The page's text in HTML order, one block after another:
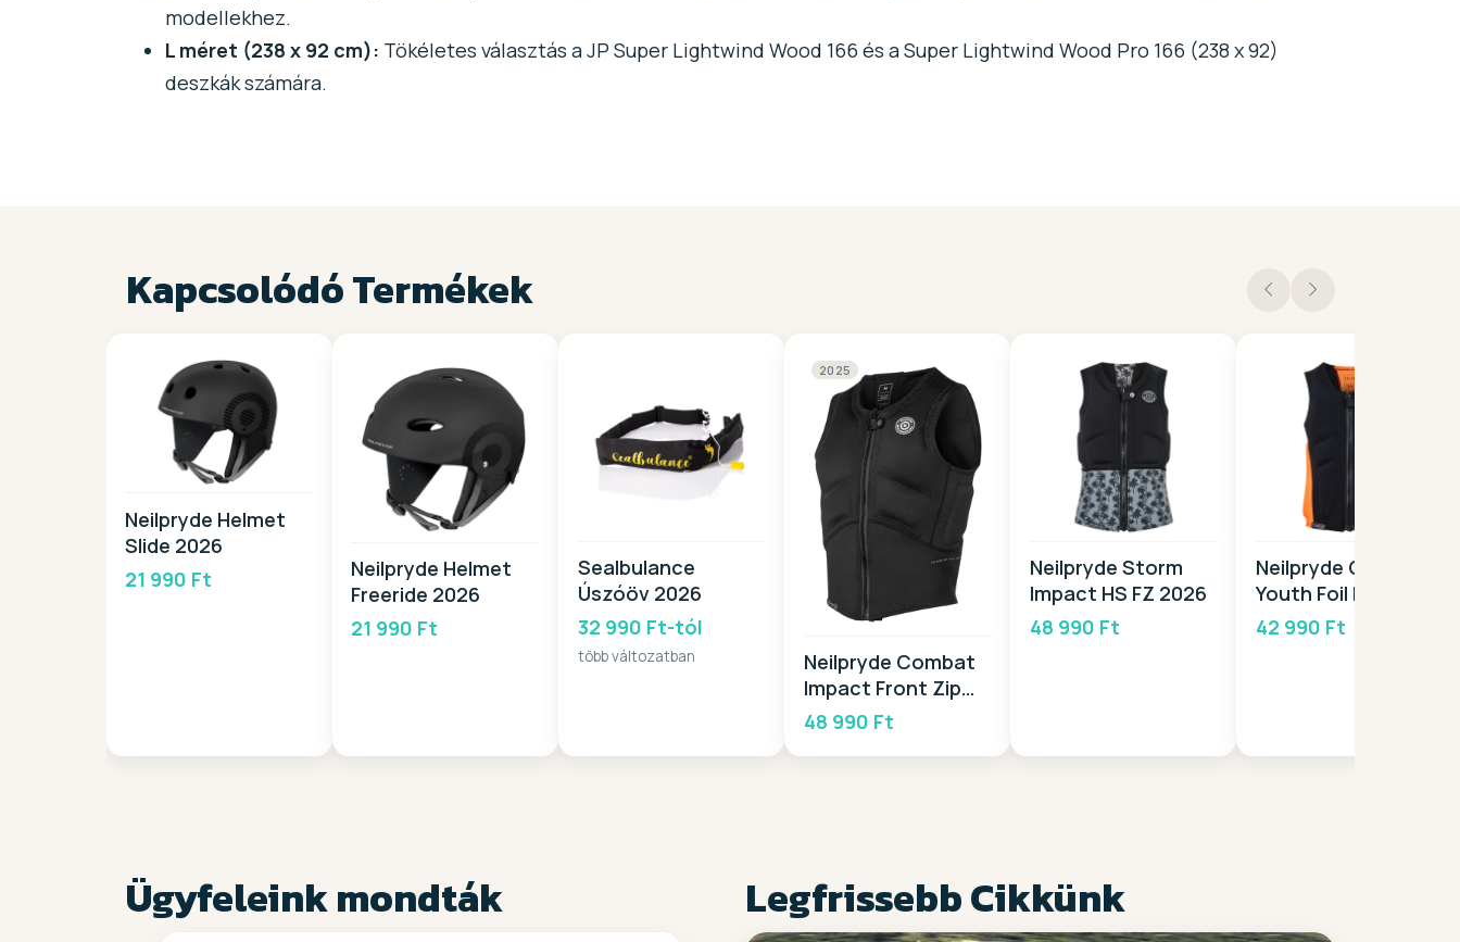
modellekhez.
L méret (238 x 92 cm): Tökéletes választás a JP Super Lightwind Wood 166 és a Super Lightwind Wood Pro 166 (238 x 92)
deszkák számára.
Kapcsolódó Termékek
Neilpryde Helmet
Slide 2026
21 990 Ft
Neilpryde Helmet
Freeride 2026
21 990 Ft
Sealbulance
Úszóöv 2026
32 990 Ft-tól
több változatban
2025
Neilpryde Combat
Impact Front Zip
2025
48 990 Ft
Neilpryde Storm
Impact HS FZ 2026
48 990 Ft
Neilpryde Combat
Youth Foil Impact
FZ 2026
42 990 Ft
Ügyfeleink mondták Legfrissebb Cikkünk